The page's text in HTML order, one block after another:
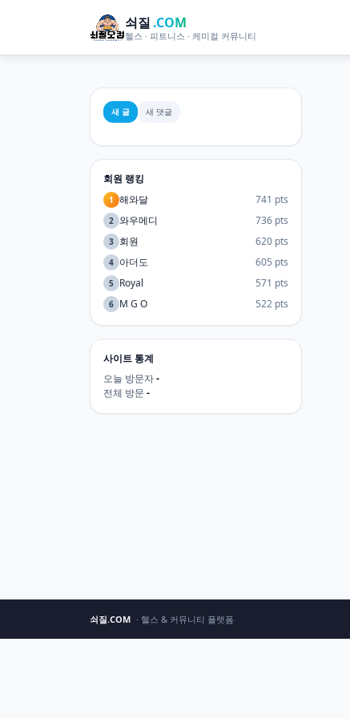
쇠질 .COM
헬스 · 피트니스 · 케미컬 커뮤니티
새 글 새 댓글
회원 랭킹
1 해와달 741 pts
2 와우메디 736 pts
3 회원 620 pts
4 아더도 605 pts
5 Royal 571 pts
6 M G O 522 pts
사이트 통계
오늘 방문자-
전체 방문 -
쇠질.COM · 헬스 & 커뮤니티 플랫폼